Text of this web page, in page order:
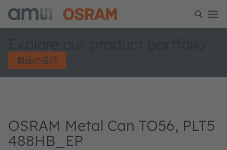
製品の選択
OSRAM Metal Can TO56, PLT5
488HB_EP